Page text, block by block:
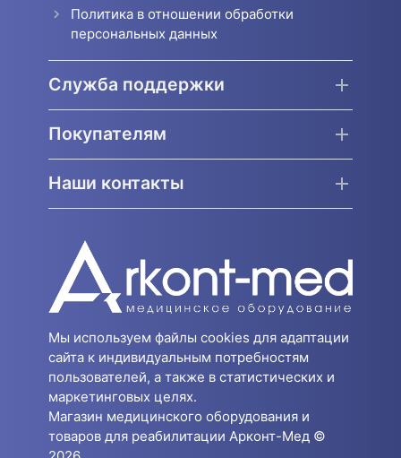
Политика в отношении обработки
персональных данных
Служба поддержки
Покупателям
Наши контакты
Мы используем файлы cookies для адаптации
сайта к индивидуальным потребностям
пользователей, а также в статистических и
маркетинговых целях.
Магазин медицинского оборудования и
товаров для реабилитации Арконт-Мед ©